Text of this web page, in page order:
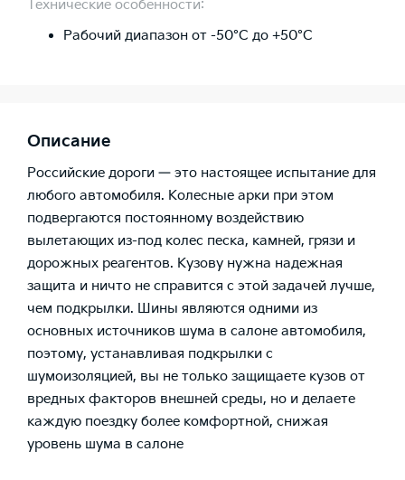
Технические особенности:
Рабочий диапазон от -50°C до +50°C
Описание
Российские дороги — это настоящее испытание для
любого автомобиля. Колесные арки при этом
подвергаются постоянному воздействию
вылетающих из-под колес песка, камней, грязи и
дорожных реагентов. Кузову нужна надежная
защита и ничто не справится с этой задачей лучше,
чем подкрылки. Шины являются одними из
основных источников шума в салоне автомобиля,
поэтому, устанавливая подкрылки с
шумоизоляцией, вы не только защищаете кузов от
вредных факторов внешней среды, но и делаете
каждую поездку более комфортной, снижая
уровень шума в салоне